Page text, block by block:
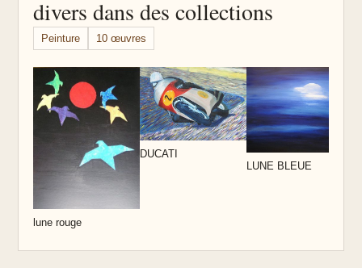
divers dans des collections
Peinture 10 œuvres
lune rouge
DUCATI
LUNE BLEUE